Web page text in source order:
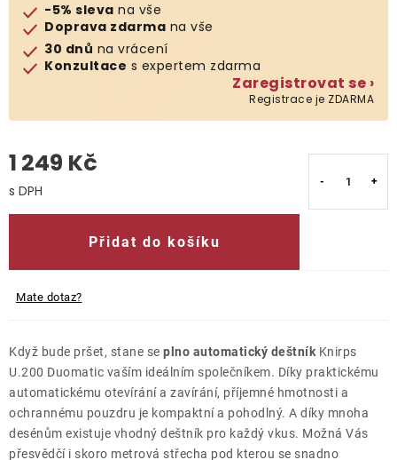
Klub výhod
-5% sleva na vše
Doprava zdarma na vše
30 dnů na vrácení
Konzultace s expertem zdarma
Zaregistrovat se ›
Registrace je ZDARMA
1 249 Kč
Přidat do košíku
Mate dotaz?
Když bude pršet, stane se plno automatický deštník Knirps
U.200 Duomatic vaším ideálním společníkem. Díky praktickému
automatickému otevírání a zavírání, příjemné hmotnosti a
ochrannému pouzdru je kompaktní a pohodlný. A díky mnoha
desénům existuje vhodný deštník pro každý vkus. Možná Vás
přesvědčí i skoro metrová střecha pod kterou se snadno